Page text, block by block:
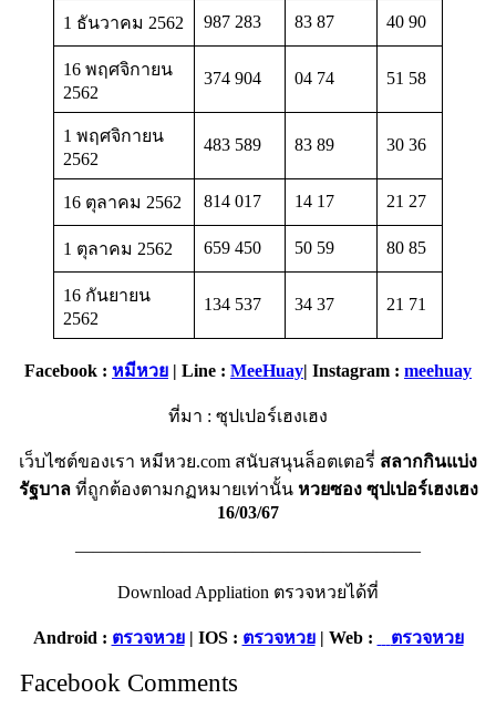
1 ธันวาคม 2562 987 283 83 87 40 90
16 พฤศจิกายน
2562
374 904 04 74 51 58
1 พฤศจิกายน
2562
483 589 83 89 30 36
16 ตุลาคม 2562 814 017 14 17 21 27
1 ตุลาคม 2562 659 450 50 59 80 85
16 กันยายน
2562
134 537 34 37 21 71
Facebook : หมีหวย | Line : MeeHuay| Instagram : meehuay
ที่มา : ซุปเปอร์เฮงเฮง
เว็บไซต์ของเรา หมีหวย.com สนับสนุนล็อตเตอรี่ สลากกินแบ่ง
รัฐบาล ที่ถูกต้องตามกฏหมายเท่านั้น หวยซอง ซุปเปอร์เฮงเฮง
16/03/67
———————————————————–
Download Appliation ตรวจหวยได้ที่
Android : ตรวจหวย | IOS : ตรวจหวย| Web : ตรวจหวย
Facebook Comments